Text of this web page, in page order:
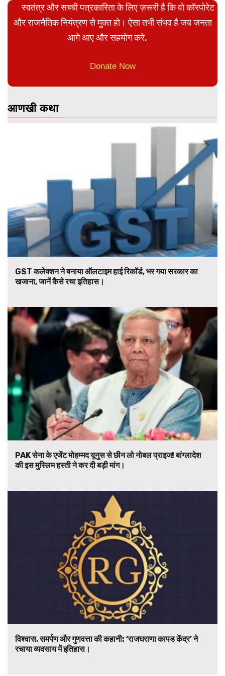
स्वतंत्र और सच्ची पत्रकारिता के लिए ज़रूरी है कि वो कॉरपोरेट
और राजनैतिक नियंत्रण से मुक्त हो। ऐसा तभी संभव है जब जनता
आगे आए और सहयोग करे.
Donate Now
आणखी कथा
GST कलेक्शन ने बनाया ऑलटाइम हाई रिकॉर्ड, भर गया सरकार का
खजाना, जानें कैसे रचा इतिहास।
PAK सेना के एजेंट मोहम्मद यूनुस से छीन लो नोबल प्राइज! बांग्लादेश
की इस मुस्लिम हस्ती ने कर दी बड़ी मांग।
विश्वास, समर्पण और गुणवत्ता की कहानी: ‘राजघराणा कापड केंद्र’ ने
रचाया व्यवसाय में इतिहास।